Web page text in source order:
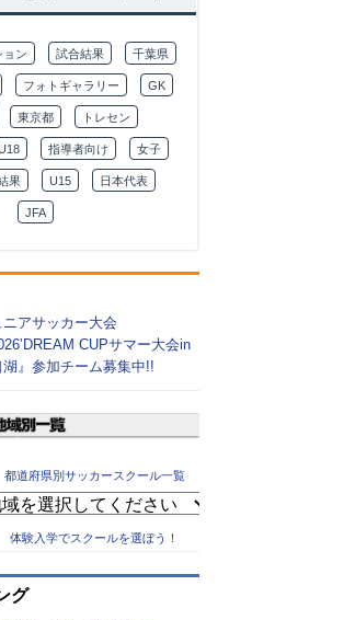
ョン 試合結果 千葉県
フォトギャラリー GK
東京都 トレセン
指導者向け 女子
果 U15 日本代表
JFA
ニアサッカー大会
CUPサマー大会in
湖』参加チーム募集中!!
都道府県別サッカースクール一覧
体験入学でスクールを選ぼう！
グ